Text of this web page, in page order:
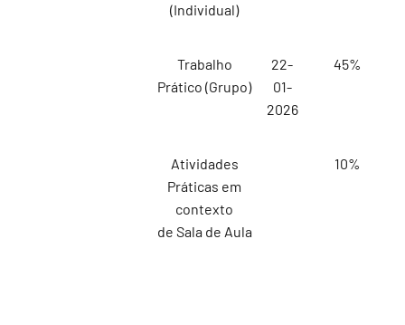
(Individual)
Trabalho
Prático (Grupo)
22-
01-
2026
45%
Atividades
Práticas em
contexto
de Sala de Aula
10%